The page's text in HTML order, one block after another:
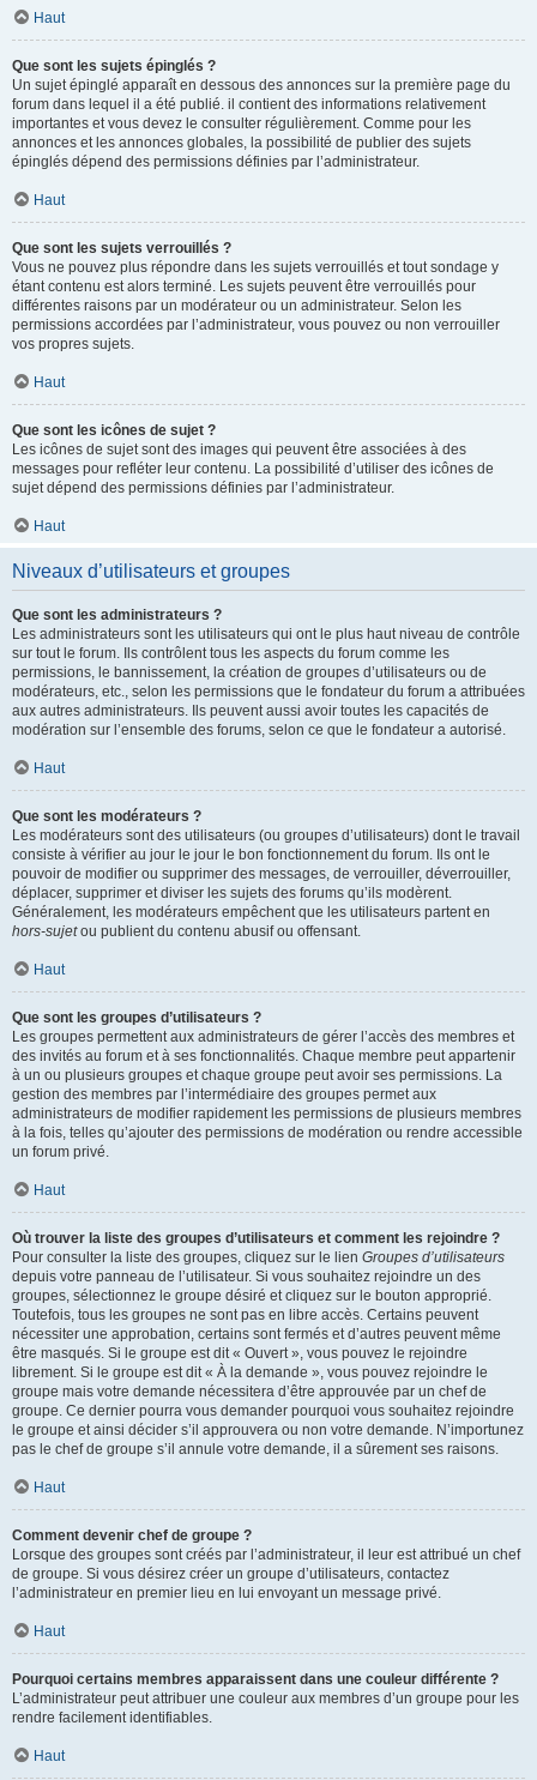
Haut
Que sont les sujets épinglés ?
Un sujet épinglé apparaît en dessous des annonces sur la première page du
forum dans lequel il a été publié. il contient des informations relativement
importantes et vous devez le consulter régulièrement. Comme pour les
annonces et les annonces globales, la possibilité de publier des sujets
épinglés dépend des permissions définies par l’administrateur.
Haut
Que sont les sujets verrouillés ?
Vous ne pouvez plus répondre dans les sujets verrouillés et tout sondage y
étant contenu est alors terminé. Les sujets peuvent être verrouillés pour
différentes raisons par un modérateur ou un administrateur. Selon les
permissions accordées par l’administrateur, vous pouvez ou non verrouiller
vos propres sujets.
Haut
Que sont les icônes de sujet ?
Les icônes de sujet sont des images qui peuvent être associées à des
messages pour refléter leur contenu. La possibilité d’utiliser des icônes de
sujet dépend des permissions définies par l’administrateur.
Haut
Niveaux d’utilisateurs et groupes
Que sont les administrateurs ?
Les administrateurs sont les utilisateurs qui ont le plus haut niveau de contrôle
sur tout le forum. Ils contrôlent tous les aspects du forum comme les
permissions, le bannissement, la création de groupes d’utilisateurs ou de
modérateurs, etc., selon les permissions que le fondateur du forum a attribuées
aux autres administrateurs. Ils peuvent aussi avoir toutes les capacités de
modération sur l’ensemble des forums, selon ce que le fondateur a autorisé.
Haut
Que sont les modérateurs ?
Les modérateurs sont des utilisateurs (ou groupes d’utilisateurs) dont le travail
consiste à vérifier au jour le jour le bon fonctionnement du forum. Ils ont le
pouvoir de modifier ou supprimer des messages, de verrouiller, déverrouiller,
déplacer, supprimer et diviser les sujets des forums qu’ils modèrent.
Généralement, les modérateurs empêchent que les utilisateurs partent en
hors-sujetou publient du contenu abusif ou offensant.
Haut
Que sont les groupes d’utilisateurs ?
Les groupes permettent aux administrateurs de gérer l’accès des membres et
des invités au forum et à ses fonctionnalités. Chaque membre peut appartenir
à un ou plusieurs groupes et chaque groupe peut avoir ses permissions. La
gestion des membres par l’intermédiaire des groupes permet aux
administrateurs de modifier rapidement les permissions de plusieurs membres
à la fois, telles qu’ajouter des permissions de modération ou rendre accessible
un forum privé.
Haut
Où trouver la liste des groupes d’utilisateurs et comment les rejoindre ?
Pour consulter la liste des groupes, cliquez sur le lien Groupes d’utilisateurs
depuis votre panneau de l’utilisateur. Si vous souhaitez rejoindre un des
groupes, sélectionnez le groupe désiré et cliquez sur le bouton approprié.
Toutefois, tous les groupes ne sont pas en libre accès. Certains peuvent
nécessiter une approbation, certains sont fermés et d’autres peuvent même
être masqués. Si le groupe est dit « Ouvert », vous pouvez le rejoindre
librement. Si le groupe est dit « À la demande », vous pouvez rejoindre le
groupe mais votre demande nécessitera d’être approuvée par un chef de
groupe. Ce dernier pourra vous demander pourquoi vous souhaitez rejoindre
le groupe et ainsi décider s’il approuvera ou non votre demande. N’importunez
pas le chef de groupe s’il annule votre demande, il a sûrement ses raisons.
Haut
Comment devenir chef de groupe ?
Lorsque des groupes sont créés par l’administrateur, il leur est attribué un chef
de groupe. Si vous désirez créer un groupe d’utilisateurs, contactez
l’administrateur en premier lieu en lui envoyant un message privé.
Haut
Pourquoi certains membres apparaissent dans une couleur différente ?
L’administrateur peut attribuer une couleur aux membres d’un groupe pour les
rendre facilement identifiables.
Haut